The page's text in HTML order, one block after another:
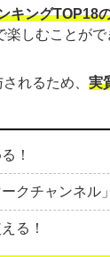
キングTOP18
しむことが
れるため、 実
！
クチャンネル
る！